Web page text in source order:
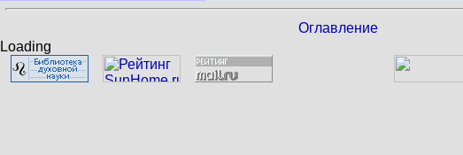
Оглавление
Loading